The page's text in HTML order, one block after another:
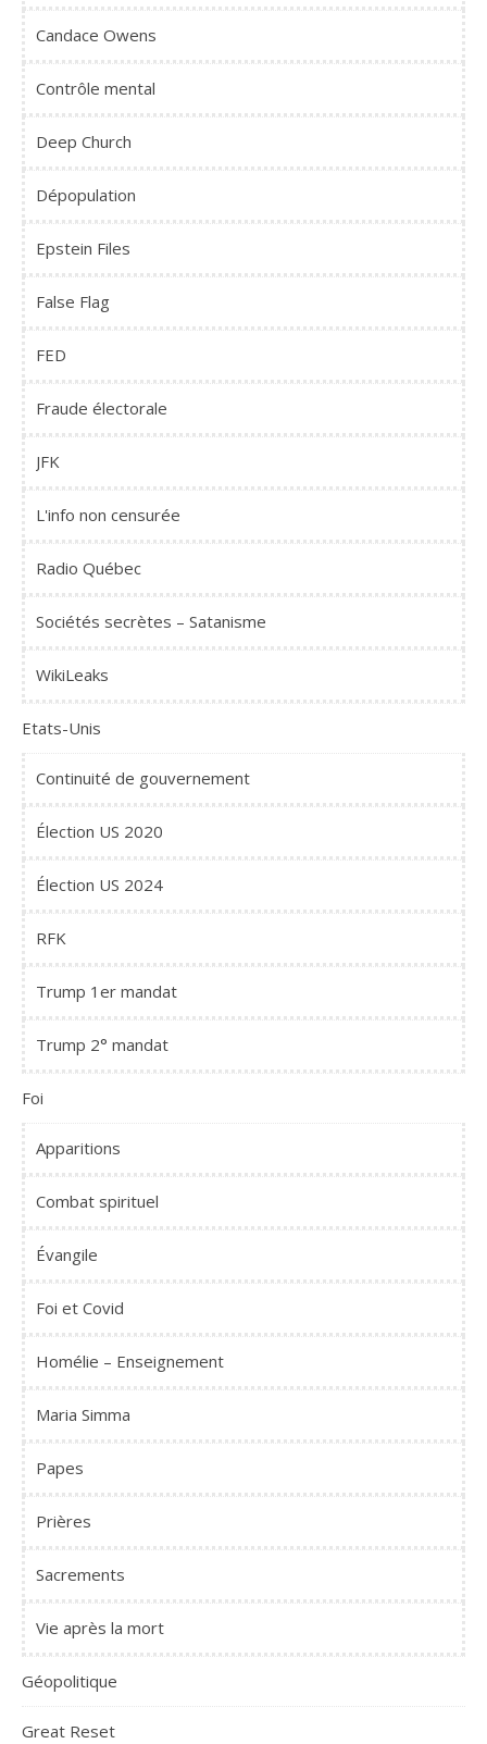
Candace Owens
Contrôle mental
Deep Church
Dépopulation
Epstein Files
False Flag
FED
Fraude électorale
JFK
L'info non censurée
Radio Québec
Sociétés secrètes – Satanisme
WikiLeaks
Etats-Unis
Continuité de gouvernement
Élection US 2020
Élection US 2024
RFK
Trump 1er mandat
Trump 2° mandat
Foi
Apparitions
Combat spirituel
Évangile
Foi et Covid
Homélie – Enseignement
Maria Simma
Papes
Prières
Sacrements
Vie après la mort
Géopolitique
Great Reset